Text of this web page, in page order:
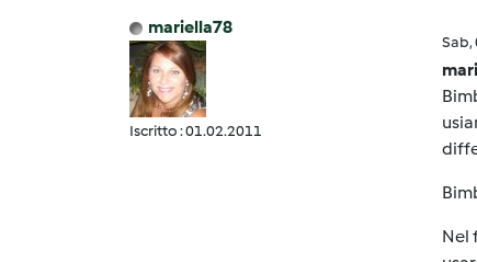
mariella78
Iscritto : 01.02.2011
Sab,
Nel